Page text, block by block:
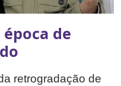
de
retrogradação de